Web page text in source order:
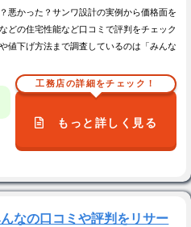
悪かった？サンワ設計の実例から価格面を
どの住宅性能など口コミで評判をチェック
値下げ方法まで調査しているのは「みんな
工務店の詳細をチェック！
もっと詳しく見る
なの口コミや評判をリサー